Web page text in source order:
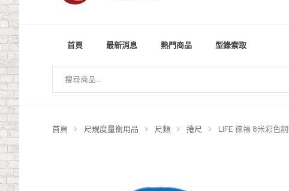
首頁 最新消息 熱門商品 型錄索取
首頁 尺規度量衡用品 尺類 捲尺 LIFE 徠福 8米彩色